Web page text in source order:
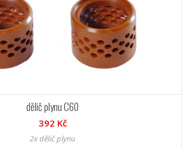
dělič plynu C60
392 Kč
2x dělič plynu